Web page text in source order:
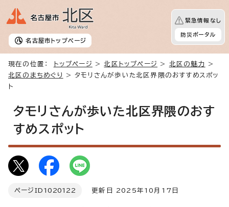
名古屋市 トップページ
緊急情報なし
防災ポータル
現在の位置： トップページ >北区トップページ > 北区の魅力
>
北区のまちめぐり
> タモリさんが歩いた北区界隈のおすすめスポッ
ト
タモリさんが歩いた北区界隈のおす
すめスポット
ページID 1020122 更新日 2025年10月17日